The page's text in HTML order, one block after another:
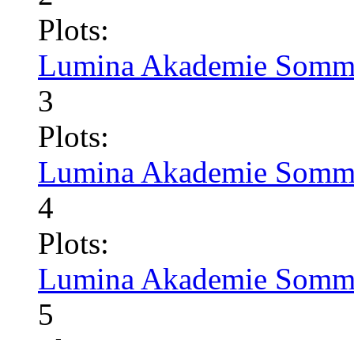
Plots:
Lumina Akademie
3
Plots:
Lumina Akademie
4
Plots:
Lumina Akademie
5